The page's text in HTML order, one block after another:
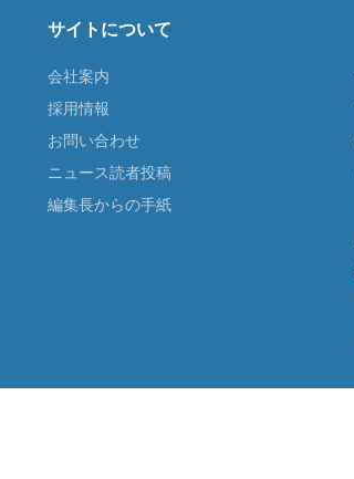
サイトについて
会社案内
採用情報
お問い合わせ
ニュース読者投稿
編集長からの手紙